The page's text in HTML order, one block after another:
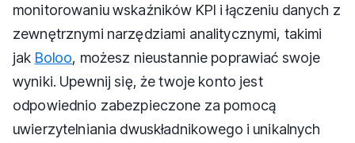
monitorowaniu wskaźników KPI i łączeniu danych z
zewnętrznymi narzędziami analitycznymi, takimi
jak Boloo, możesz nieustannie poprawiać swoje
wyniki. Upewnij się, że twoje konto jest
odpowiednio zabezpieczone za pomocą
uwierzytelniania dwuskładnikowego i unikalnych